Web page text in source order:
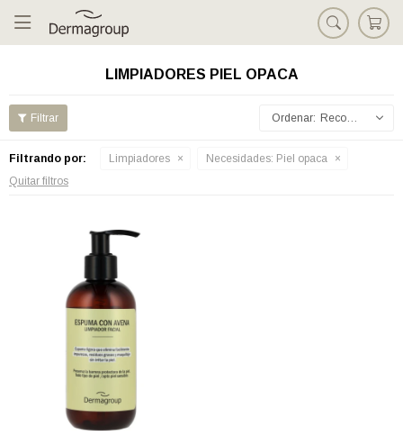

LIMPIADORES PIEL OPACA
Recomendados
Filtrando por: Limpiadores Necesidades: Piel opaca
Quitar filtros